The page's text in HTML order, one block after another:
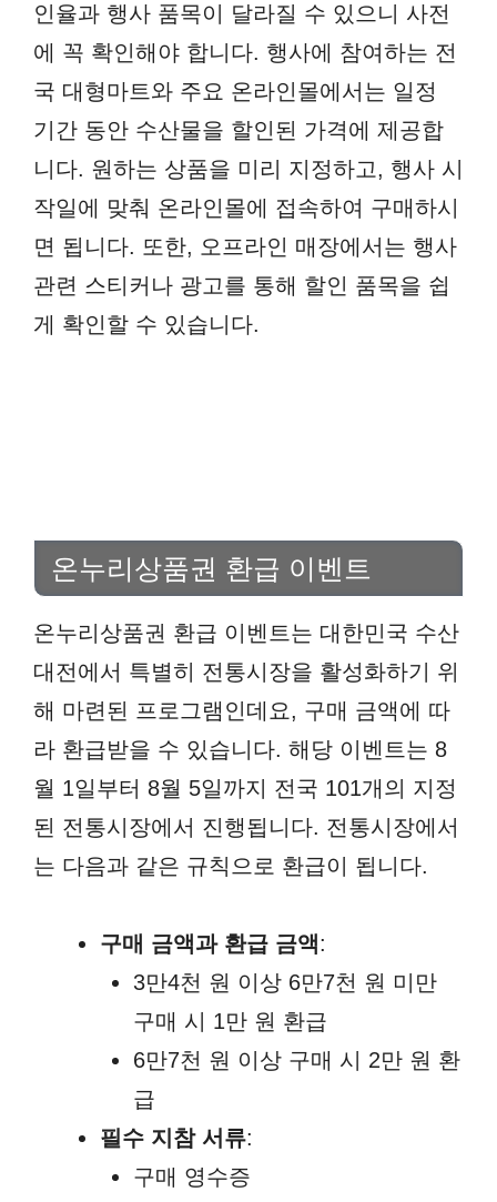
인율과 행사 품목이 달라질 수 있으니 사전
에 꼭 확인해야 합니다. 행사에 참여하는 전
국 대형마트와 주요 온라인몰에서는 일정
기간 동안 수산물을 할인된 가격에 제공합
니다. 원하는 상품을 미리 지정하고, 행사 시
작일에 맞춰 온라인몰에 접속하여 구매하시
면 됩니다. 또한, 오프라인 매장에서는 행사
관련 스티커나 광고를 통해 할인 품목을 쉽
게 확인할 수 있습니다.
온누리상품권 환급 이벤트
온누리상품권 환급 이벤트는 대한민국 수산
대전에서 특별히 전통시장을 활성화하기 위
해 마련된 프로그램인데요, 구매 금액에 따
라 환급받을 수 있습니다. 해당 이벤트는 8
월 1일부터 8월 5일까지 전국 101개의 지정
된 전통시장에서 진행됩니다. 전통시장에서
는 다음과 같은 규칙으로 환급이 됩니다.
구매 금액과 환급 금액:
3만4천 원 이상 6만7천 원 미만
구매 시 1만 원 환급
6만7천 원 이상 구매 시 2만 원 환
급
필수 지참 서류:
구매 영수증